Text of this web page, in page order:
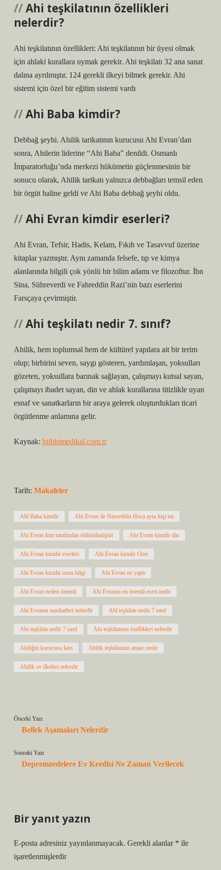
Ahi teşkilatının özellikleri
nelerdir?
Ahi teşkilatının özellikleri: Ahi teşkilatının bir üyesi olmak
için ahlaki kurallara uymak gerekir. Ahi teşkilatı 32 ana sanat
dalına ayrılmıştır. 124 gerekli ilkeyi bilmek gerekir. Ahi
sistemi için özel bir eğitim sistemi vardı
Ahi Baba kimdir?
Debbağ şeyhi. Ahilik tarikatının kurucusu Ahi Evran’dan
sonra, Ahilerin liderine “Ahi Baba” denildi. Osmanlı
İmparatorluğu’nda merkezi hükümetin güçlenmesinin bir
sonucu olarak, Ahilik tarikatı yalnızca debbağları temsil eden
bir örgüt haline geldi ve Ahi Baba debbağ şeyhi oldu.
Ahi Evran kimdir eserleri?
Ahi Evran, Tefsir, Hadis, Kelam, Fıkıh ve Tasavvuf üzerine
kitaplar yazmıştır. Aynı zamanda felsefe, tıp ve kimya
alanlarında bilgili çok yönlü bir bilim adamı ve filozoftur. İbn
Sina, Sühreverdi ve Fahreddin Razi’nin bazı eserlerini
Farsçaya çevirmiştir.
Ahi teşkilatı nedir 7. sınıf?
Ahilik, hem toplumsal hem de kültürel yapılara ait bir terim
olup; birbirini seven, saygı gösteren, yardımlaşan, yoksulları
gözeten, yoksullara barınak sağlayan, çalışmayı kutsal sayan,
çalışmayı ibadet sayan, din ve ahlak kurallarına titizlikle uyan
esnaf ve sanatkarların bir araya gelerek oluşturdukları ticari
örgütlenme anlamına gelir.
Kaynak: btibbimedikal.com.tr
Tarih: Makaleler
Ahî Baba kimdir Ahi Evran ile Nasreddin Hoca aynı kişi mi
Ahi Evran kim tarafından öldürülmüştür Ahi Evran kimdir din
Ahi Evran kimdir eserleri Ahi Evran kimdir Ozet
Ahi Evran kimdir uzun bilgi Ahi Evran ne yaptı
Ahi Evran neden önemli Ahi Evranın en önemli eseri nedir
Ahi Evranın nasihatleri nelerdir Ahî teşkilatı nedir 7 sınıf
Ahi teşkilatı nedir 7 sınıf Ahi teşkilatının özellikleri nelerdir
Ahiliğin kurucusu kim Ahilik teşkilatının amacı nedir
Ahilik ve ilkeleri nelerdir
Önceki Yazı
Bellek Aşamaları Nelerdir
Sonraki Yazı
Depremzedelere Ev Kredisi Ne Zaman Verilecek
Bir yanıt yazın
E-posta adresiniz yayınlanmayacak. Gerekli alanlar * ile
işaretlenmişlerdir